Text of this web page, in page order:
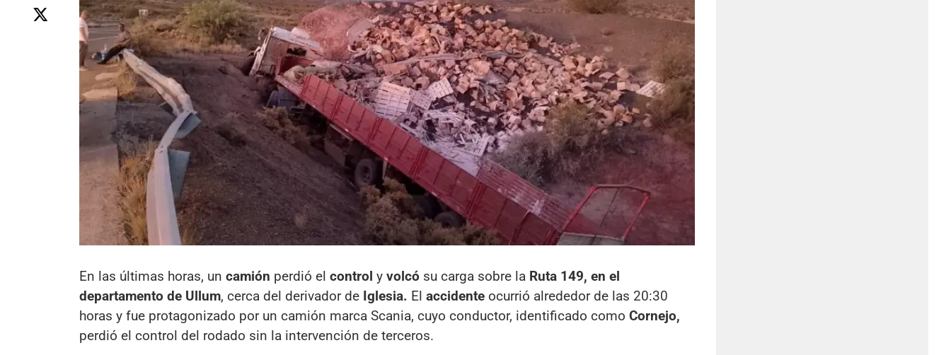
En las últimas horas, un camión perdió el control y volcó su carga sobre la Ruta 149, en el
departamento de Ullum, cerca del derivador de Iglesia. El accidente ocurrió alrededor de las 20:30
horas y fue protagonizado por un camión marca Scania, cuyo conductor, identificado como Cornejo,
perdió el control del rodado sin la intervención de terceros.